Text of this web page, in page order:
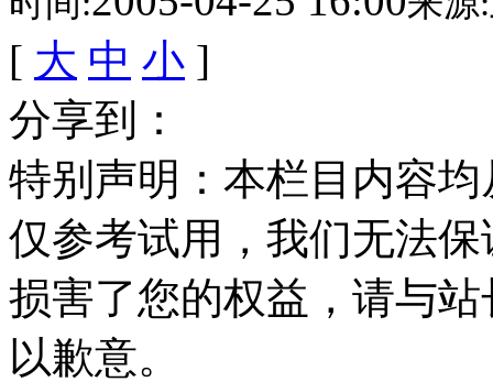
[ 大 中 小 ]
分享到：
特别声明：本栏目内容
仅参考试用，我们无法
损害了您的权益，请与
以歉意。